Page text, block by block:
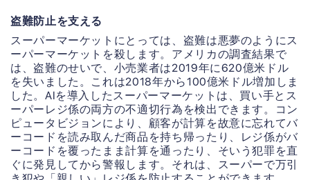
盗難防止を支える
スーパーマーケットにとっては、盗難は悪夢のようにス
ーパーマーケットを殺します。アメリカの調査結果で
は、盗難のせいで、小売業者は2019年に620億米ドル
を失いました。これは2018年から100億米ドル増加しま
した。AIを導入したスーパーマーケットは、買い手とス
ーパーレジ係の両方の不適切行為を検出できます。コン
ピュータビジョンにより、顧客が計算を故意に忘れてバ
ーコードを読み取んだ商品を持ち帰ったり、レジ係がバ
ーコードを覆ったまま計算を通ったり、そいう犯罪を直
ぐに発見してから警報します。それは、スーパーで万引